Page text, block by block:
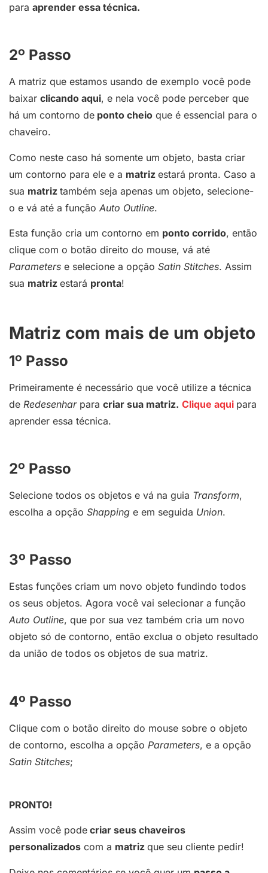
para aprender essa técnica.
2º Passo
A matriz que estamos usando de exemplo você pode
baixar clicando aqui, e nela você pode perceber que
há um contorno de ponto cheio que é essencial para o
chaveiro.
Como neste caso há somente um objeto, basta criar
um contorno para ele e a matriz estará pronta. Caso a
sua matriz também seja apenas um objeto, selecione-
o e vá até a função Auto Outline.
Esta função cria um contorno em ponto corrido, então
clique com o botão direito do mouse, vá até
Parameters e selecione a opção Satin Stitches. Assim
sua matriz estará pronta!
Matriz com mais de um objeto
1º Passo
Primeiramente é necessário que você utilize a técnica
de Redesenhar para criar sua matriz. Clique aqui para
aprender essa técnica.
2º Passo
Selecione todos os objetos e vá na guia Transform,
escolha a opção Shapping e em seguida Union.
3º Passo
Estas funções criam um novo objeto fundindo todos
os seus objetos. Agora você vai selecionar a função
Auto Outline, que por sua vez também cria um novo
objeto só de contorno, então exclua o objeto resultado
da união de todos os objetos de sua matriz.
4º Passo
Clique com o botão direito do mouse sobre o objeto
de contorno, escolha a opção Parameters, e a opção
Satin Stitches;
PRONTO!
Assim você pode criar seus chaveiros
personalizados com a matriz que seu cliente pedir!